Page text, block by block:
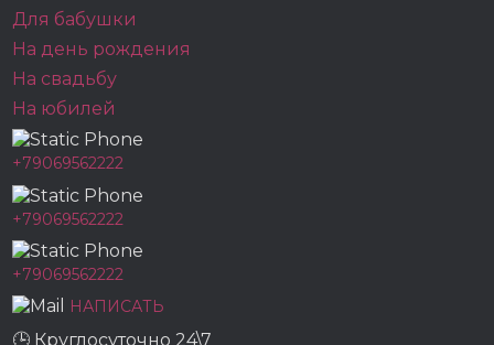
Для бабушки
На день рождения
На свадьбу
На юбилей
+79069562222
+79069562222
+79069562222
НАПИСАТЬ
🕒 Круглосуточно 24\7